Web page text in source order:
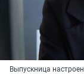
Выпускница